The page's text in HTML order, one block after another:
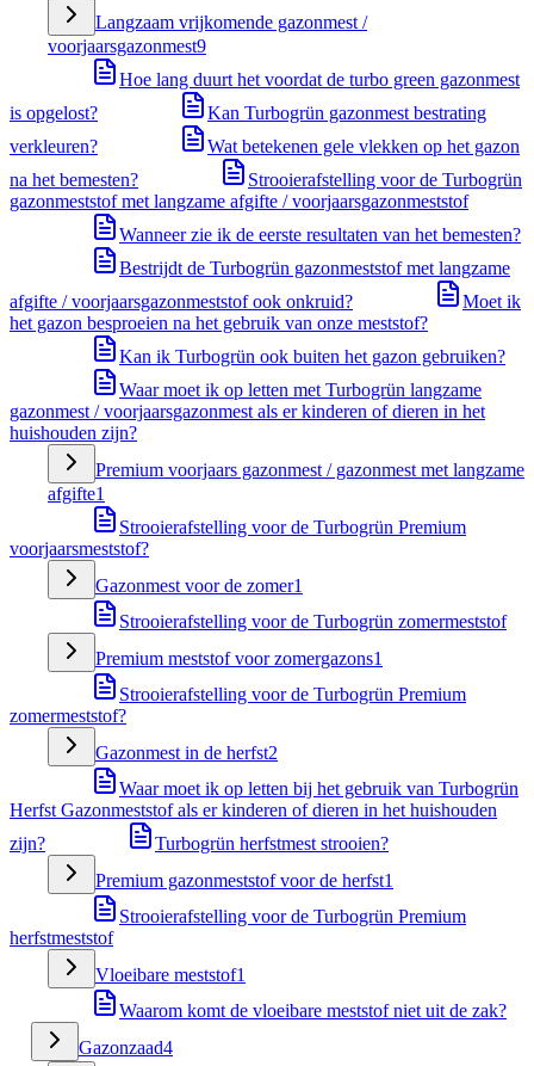
Langzaam vrijkomende gazonmest /
voorjaarsgazonmest9
Hoe lang duurt het voordat de turbo green gazonmest
is opgelost?
Kan Turbogrün gazonmest bestrating
verkleuren?
Wat betekenen gele vlekken op het gazon
na het bemesten?
Strooierafstelling voor de Turbogrün
gazonmeststof met langzame afgifte / voorjaarsgazonmeststof
Wanneer zie ik de eerste resultaten van het bemesten?
Bestrijdt de Turbogrün gazonmeststof met langzame
afgifte / voorjaarsgazonmeststof ook onkruid?
Moet ik
het gazon besproeien na het gebruik van onze meststof?
Kan ik Turbogrün ook buiten het gazon gebruiken?
Waar moet ik op letten met Turbogrün langzame
gazonmest / voorjaarsgazonmest als er kinderen of dieren in het
huishouden zijn?
Premium voorjaars gazonmest / gazonmest met langzame
afgifte1
Strooierafstelling voor de Turbogrün Premium
voorjaarsmeststof?
Gazonmest voor de zomer1
Strooierafstelling voor de Turbogrün zomermeststof
Premium meststof voor zomergazons1
Strooierafstelling voor de Turbogrün Premium
zomermeststof?
Gazonmest in de herfst2
Waar moet ik op letten bij het gebruik van Turbogrün
Herfst Gazonmeststof als er kinderen of dieren in het huishouden
zijn?
Turbogrün herfstmest strooien?
Premium gazonmeststof voor de herfst1
Strooierafstelling voor de Turbogrün Premium
herfstmeststof
Vloeibare meststof1
Waarom komt de vloeibare meststof niet uit de zak?
Gazonzaad4